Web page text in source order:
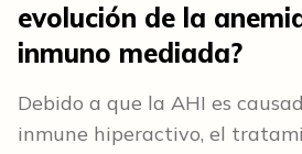
evolución de la
inmuno mediada?
Debido a que la AHI es
inmune hiperactivo, el